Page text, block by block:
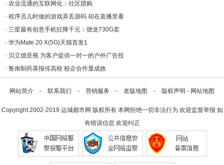
· 农业流通的互联网化：社区团购​
· 程序员儿时做的游戏弄丢源码 却在直播里看
· 三星最有创意手机狂降千元：骁龙730G卖
· 华为Mate 20 X(5G)天猫首发1
· 贝立德亚视 为客户提供一对一的户外广告投
· 鲁南制药喜报传高校 校企合作显成效
网站简介 - 联系我们 - 营销服务 - 老版地图 - 版权声明 - 网站地图
Copyright.2002-2019 运城都市网 版权所有 本网拒绝一切非法行为 欢迎监督举报 如
有错误信息 欢迎纠正